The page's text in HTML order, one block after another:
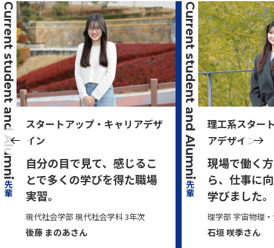
Current student and Alumni
先輩
スタートアップ・キャリアデザ
イン
自分の目で見て、感じるこ
とで多くの学びを得た職場
実習。
現代社会学部 現代社会学科 3年次
後藤 まのあさん
Current student and Alumni
先輩
理工系スター
アデザイン
現場で働く
ら、仕事に
学びました。
理学部 宇宙物理
石垣 咲季さん